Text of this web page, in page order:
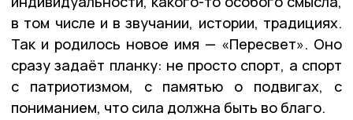
в том числе и в звучании, истории, традициях.
Так и родилось новое имя — «Пересвет». Оно
сразу задаёт планку: не просто спорт, а спорт
с патриотизмом, с памятью о подвигах, с
пониманием, что сила должна быть во благо.